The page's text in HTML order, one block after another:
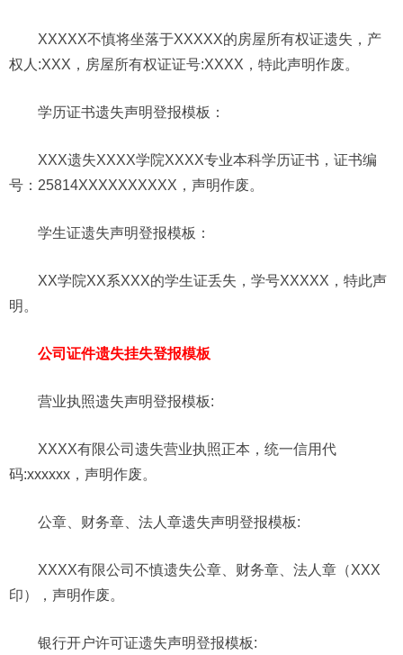
XXXXX不慎将坐落于XXXXX的房屋所有权证遗失，产
权人:XXX，房屋所有权证证号:XXXX，特此声明作废。
学历证书遗失声明登报模板：
XXX遗失XXXX学院XXXX专业本科学历证书，证书编
号：25814XXXXXXXXXX，声明作废。
学生证遗失声明登报模板：
XX学院XX系XXX的学生证丢失，学号XXXXX，特此声
明。
公司证件遗失挂失登报模板
营业执照遗失声明登报模板:
XXXX有限公司遗失营业执照正本，统一信用代
码:xxxxxx，声明作废。
公章、财务章、法人章遗失声明登报模板:
XXXX有限公司不慎遗失公章、财务章、法人章（XXX
印），声明作废。
银行开户许可证遗失声明登报模板: